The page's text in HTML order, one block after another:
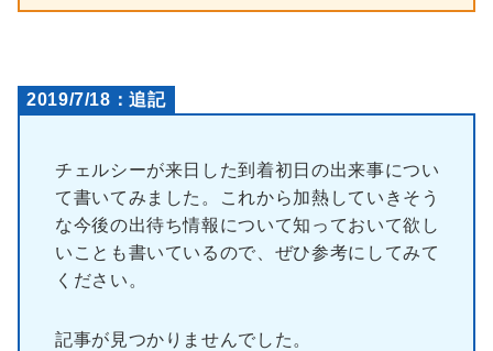
2019/7/18：追記
チェルシーが来日した到着初日の出来事につい
て書いてみました。これから加熱していきそう
な今後の出待ち情報について知っておいて欲し
いことも書いているので、ぜひ参考にしてみて
ください。
記事が見つかりませんでした。